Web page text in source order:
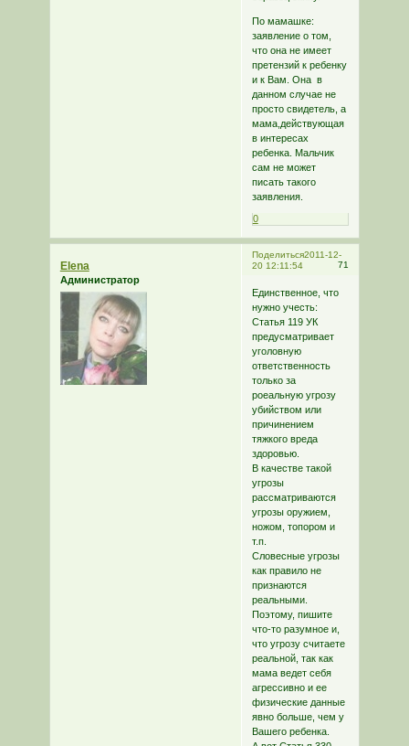
По мамашке:
заявление о том,
что она не имеет
претензий к ребенку
и к Вам. Она в
данном случае не
просто свидетель, а
мама,действующая
в интересах
ребенка. Мальчик
сам не может
писать такого
заявления.
0
Поделиться
71
2011-12-
20 12:11:54
Elena
Администратор
Единственное, что
нужно учесть:
Статья 119 УК
предусматривает
уголовную
ответственность
только за
роеальную угрозу
убийством или
причинением
тяжкого вреда
здоровью.
В качестве такой
угрозы
рассматриваются
угрозы оружием,
ножом, топором и
т.п.
Словесные угрозы
как правило не
признаются
реальными.
Поэтому, пишите
что-то разумное и,
что угрозу считаете
реальной, так как
мама ведет себя
агрессивно и ее
физические данные
явно больше, чем у
Вашего ребенка.